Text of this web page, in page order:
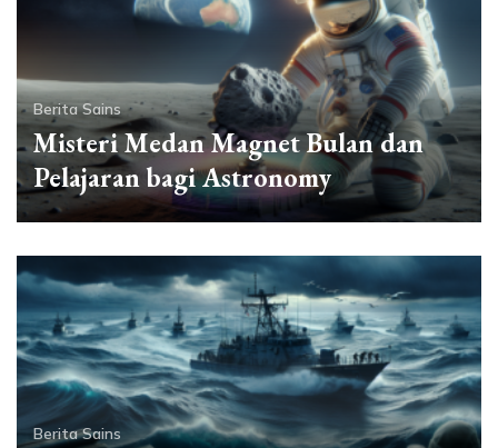
Berita Sains
Misteri Medan Magnet Bulan dan
Pelajaran bagi Astronomy
Berita Sains